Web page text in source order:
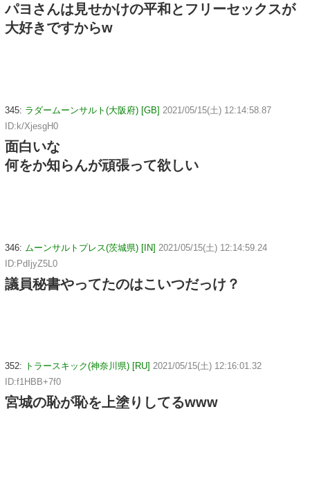
パヨさんは見せかけの平和とフリーセックスが
大好きですからw
345: ラダームーンサルト(大阪府) [GB] 2021/05/15(土) 12:14:58.87
ID:k/XjesgH0
面白いな
何をか知らんが頑張って欲しい
346: ムーンサルトプレス(茨城県) [IN] 2021/05/15(土) 12:14:59.24
ID:PdIjyZ5L0
議員秘書やってたのはこいつだっけ？
352: トラースキック(神奈川県) [RU] 2021/05/15(土) 12:16:01.32
ID:f1HBB+7f0
宮城の恥が恥を上塗りしてるwww